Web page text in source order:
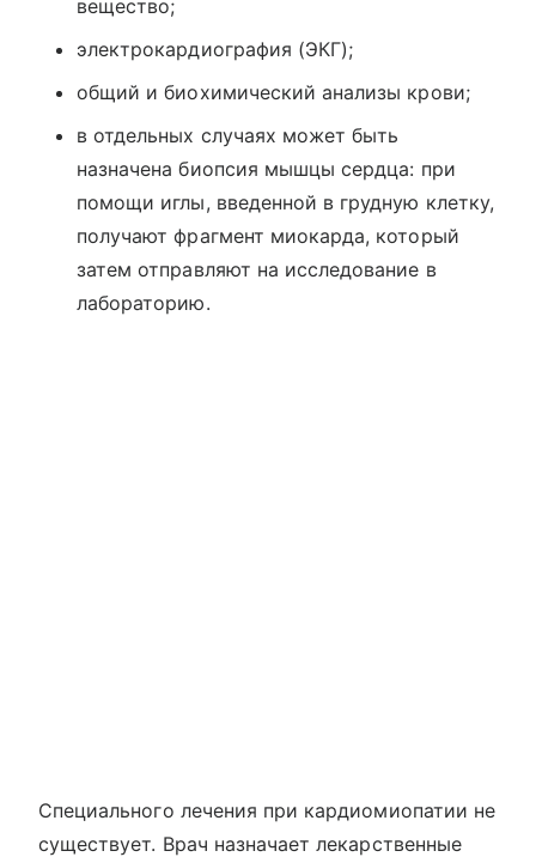
вещество;
электрокардиография (ЭКГ);
общий и биохимический анализы крови;
в отдельных случаях может быть
назначена биопсия мышцы сердца: при
помощи иглы, введенной в грудную клетку,
получают фрагмент миокарда, который
затем отправляют на исследование в
лабораторию.
Специального лечения при кардиомиопатии не
существует. Врач назначает лекарственные